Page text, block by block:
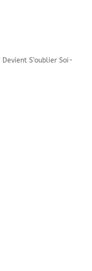
S’oublier Soi-